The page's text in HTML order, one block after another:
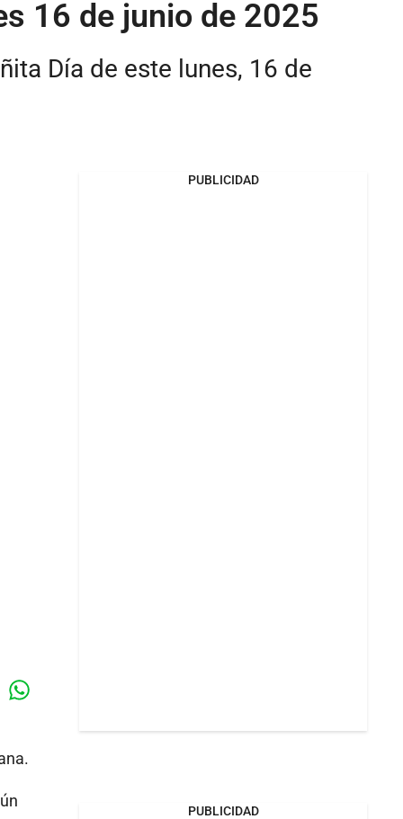
16 de junio de 2025
Día de este lunes, 16 de
PUBLICIDAD
PUBLICIDAD